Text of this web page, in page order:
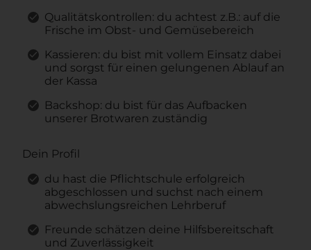
Qualitätskontrollen: du achtest z.B.: auf die
Frische im Obst- und Gemüsebereich
Kassieren: du bist mit vollem Einsatz dabei
und sorgst für einen gelungenen Ablauf an
der Kassa
Backshop: du bist für das Aufbacken
unserer Brotwaren zuständig
Dein Profil
du hast die Pflichtschule erfolgreich
abgeschlossen und suchst nach einem
abwechslungsreichen Lehrberuf
Freunde schätzen deine Hilfsbereitschaft
und Zuverlässigkeit